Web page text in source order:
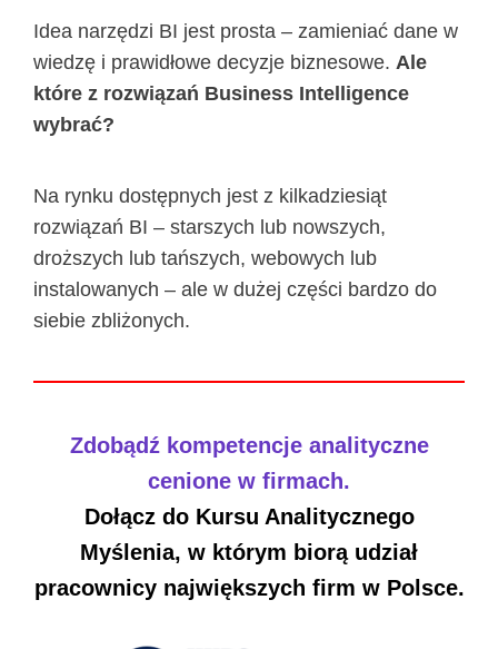
Idea narzędzi BI jest prosta – zamieniać dane w
wiedzę i prawidłowe decyzje biznesowe. Ale
które z rozwiązań Business Intelligence
wybrać?
Na rynku dostępnych jest z kilkadziesiąt
rozwiązań BI – starszych lub nowszych,
droższych lub tańszych, webowych lub
instalowanych – ale w dużej części bardzo do
siebie zbliżonych.
Zdobądź kompetencje analityczne
cenione w firmach.
Dołącz do Kursu Analitycznego
Myślenia, w którym biorą udział
pracownicy największych firm w Polsce.